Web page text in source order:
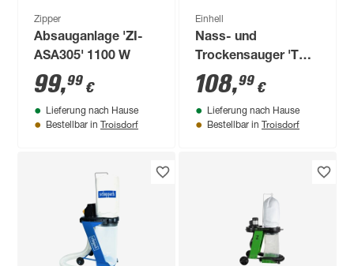
Zipper
Absauganlage 'ZI-
ASA305' 1100 W
99,99 €
Lieferung nach Hause
Bestellbar in Troisdorf
Einhell
Nass- und
Trockensauger 'TC-
VC 3055 A' 850 W
108,99 €
Lieferung nach Hause
Bestellbar in Troisdorf